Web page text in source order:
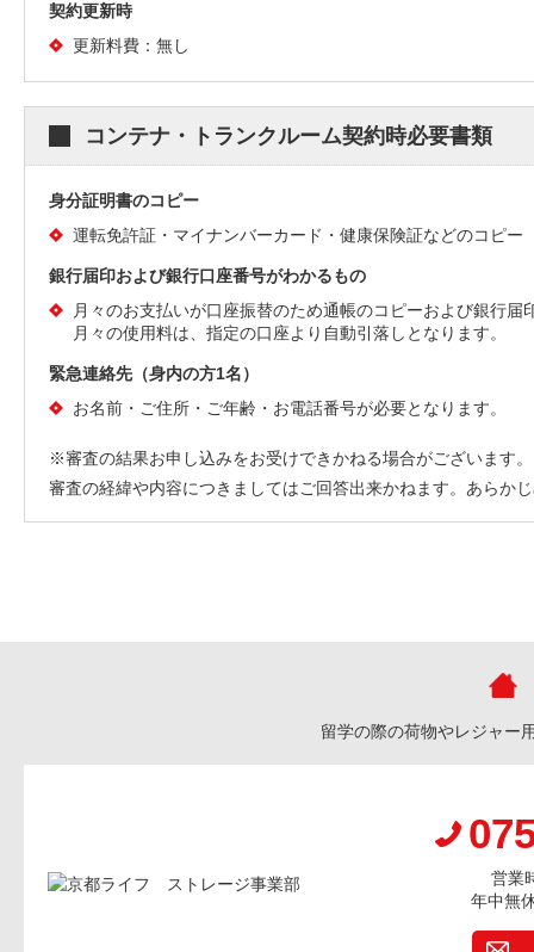
契約更新時
更新料費：無し
コンテナ・トランクルーム契約時必要書類
身分証明書のコピー
運転免許証・マイナンバーカード・健康保険証などのコピー
銀行届印および銀行口座番号がわかるもの
月々のお支払いが口座振替のため通帳のコピーおよび銀行届
月々の使用料は、指定の口座より自動引落しとなります。
緊急連絡先（身内の方1名）
お名前・ご住所・ご年齢・お電話番号が必要となります。
※審査の結果お申し込みをお受けできかねる場合がございます。
審査の経緯や内容につきましてはご回答出来かねます。あらか
留学の際の荷物やレジャー
営業
年中無